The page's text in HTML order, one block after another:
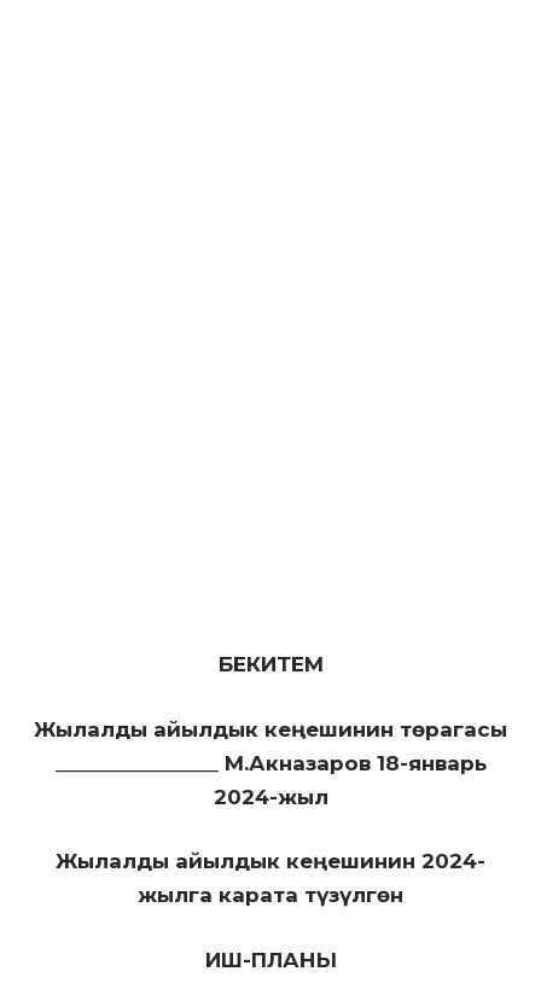
БЕКИТЕМ
Жылалды айылдык кеңешинин төрагасы
_______________ М.Акназаров 18-январь
2024-жыл
Жылалды айылдык кеңешинин 2024-
жылга карата түзүлгөн
ИШ-ПЛАНЫ